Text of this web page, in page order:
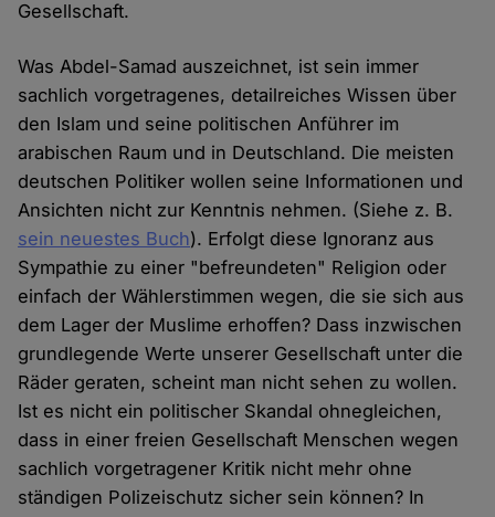
Gesellschaft.
Was Abdel-Samad auszeichnet, ist sein immer
sachlich vorgetragenes, detailreiches Wissen über
den Islam und seine politischen Anführer im
arabischen Raum und in Deutschland. Die meisten
deutschen Politiker wollen seine Informationen und
Ansichten nicht zur Kenntnis nehmen. (Siehe z. B.
sein neuestes Buch). Erfolgt diese Ignoranz aus
Sympathie zu einer "befreundeten" Religion oder
einfach der Wählerstimmen wegen, die sie sich aus
dem Lager der Muslime erhoffen? Dass inzwischen
grundlegende Werte unserer Gesellschaft unter die
Räder geraten, scheint man nicht sehen zu wollen.
Ist es nicht ein politischer Skandal ohnegleichen,
dass in einer freien Gesellschaft Menschen wegen
sachlich vorgetragener Kritik nicht mehr ohne
ständigen Polizeischutz sicher sein können? In